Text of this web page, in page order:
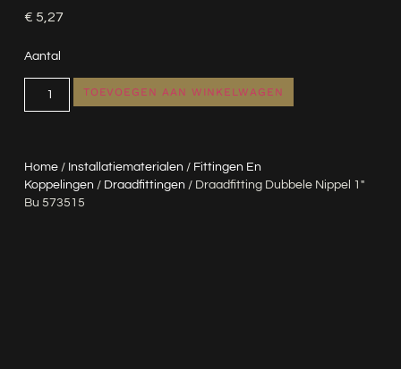
Home/ Installatiematerialen / Fittingen En
Koppelingen / Draadfittingen / Draadfitting Dubbele Nippel 1″
Bu 573515
€ 5,27
Aantal
TOEVOEGEN AAN WINKELWAGEN